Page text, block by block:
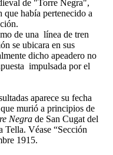
de "Torre Negra",
había pertenecido a
de una línea de tren
se ubicara en sus
dicho apeadero no
impulsada por el
aparece su fecha
murió a principios de
Negra de San Cugat del
Tella. Véase “Sección
1915.